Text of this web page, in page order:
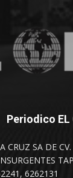
Periodico EL
CRUZ SA DE
6262131